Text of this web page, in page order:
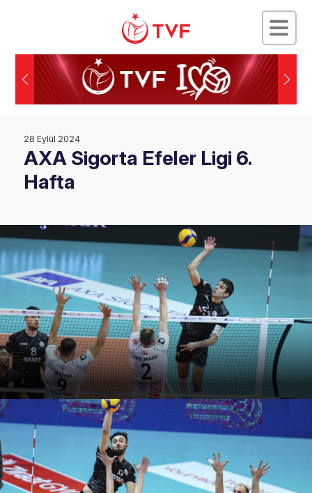
28 Eylül 2024
AXA Sigorta Efeler Ligi 6.
Hafta